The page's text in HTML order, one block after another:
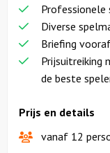
Prijs en details
vanaf 12
Professionele
Diverse
Briefing
Prijsuitreiking
de beste